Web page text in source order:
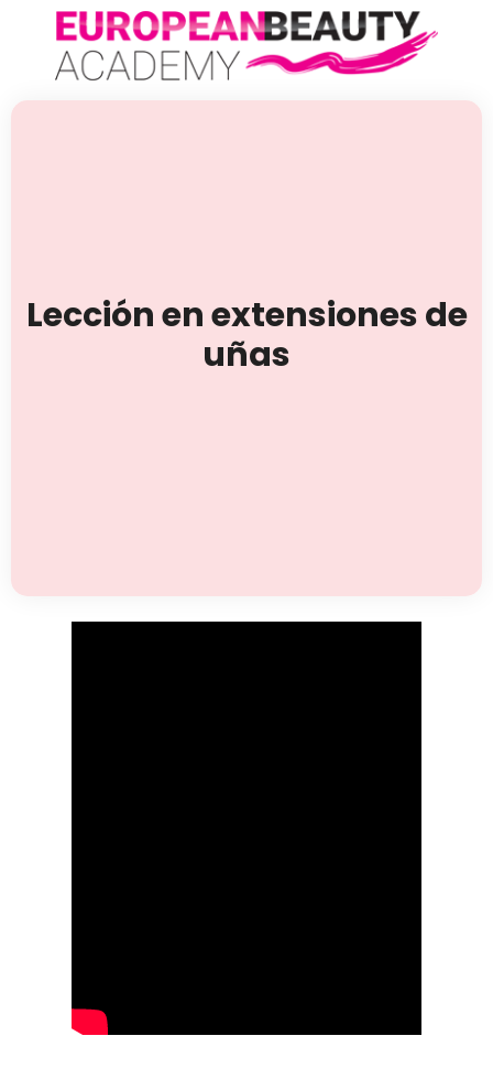
Lección en extensiones de
uñas